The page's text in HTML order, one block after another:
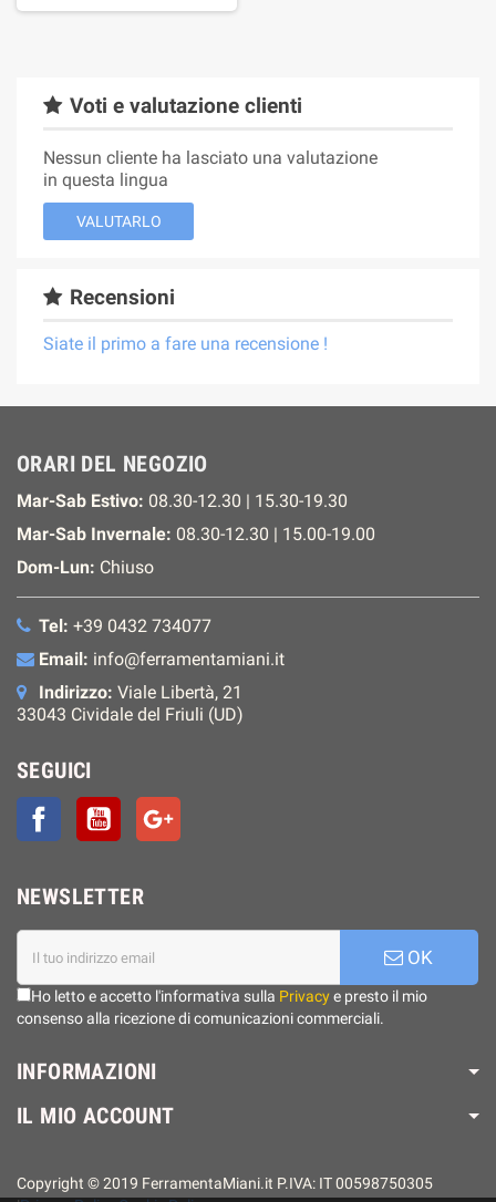
Voti e valutazione clienti
Nessun cliente ha lasciato una valutazione
in questa lingua
VALUTARLO
Recensioni
Siate il primo a fare una recensione !
ORARI DEL NEGOZIO
Mar-Sab Estivo: 08.30-12.30 | 15.30-19.30
Mar-Sab Invernale: 08.30-12.30 | 15.00-19.00
Dom-Lun: Chiuso
Tel: +39 0432 734077
Email: info@ferramentamiani.it
Indirizzo: Viale Libertà, 21
33043 Cividale del Friuli (UD)
SEGUICI
FacebookYouTube
NEWSLETTER
OK
Ho letto e accetto l'informativa sulla Privacye presto il mio
consenso alla ricezione di comunicazioni commerciali.
INFORMAZIONI
IL MIO ACCOUNT
Copyright © 2019 FerramentaMiani.it P.IVA: IT 00598750305